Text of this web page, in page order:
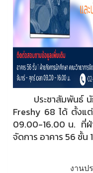
ประชาสัมพันธ์ นัก
Freshy 68 ได้ ตั้งแ
09.00-16.00 น. ที่ฝ่
จัดการ อาคาร 56 ชั้น 1
งานป